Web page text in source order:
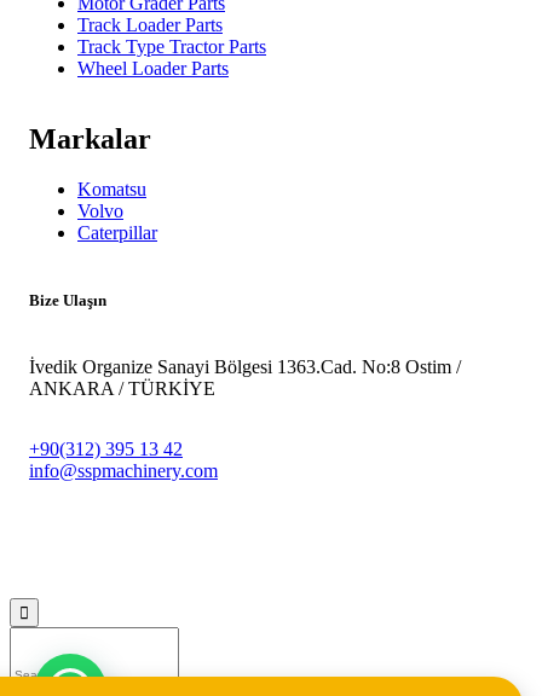
Track Loader Parts
Track Type Tractor Parts
Wheel Loader Parts
Markalar
Komatsu
Volvo
Caterpillar
Bize Ulaşın
İvedik Organize Sanayi Bölgesi 1363.Cad. No:8 Ostim /
ANKARA / TÜRKİYE
+90(312) 395 13 42
info@sspmachinery.com
